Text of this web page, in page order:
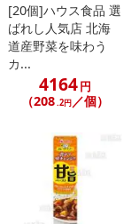
[20個]ハウス食品 選
ばれし人気店 北海
道産野菜を味わう
カ...
4164円
（208.2円／個）